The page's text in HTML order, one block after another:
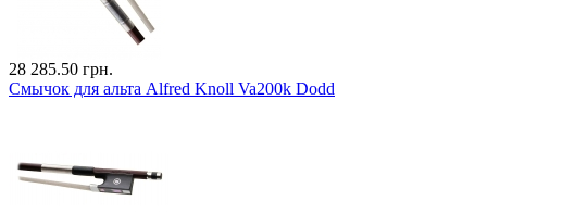
28 285.50 грн.
Смычок для альта Alfred Knoll Va200k Dodd